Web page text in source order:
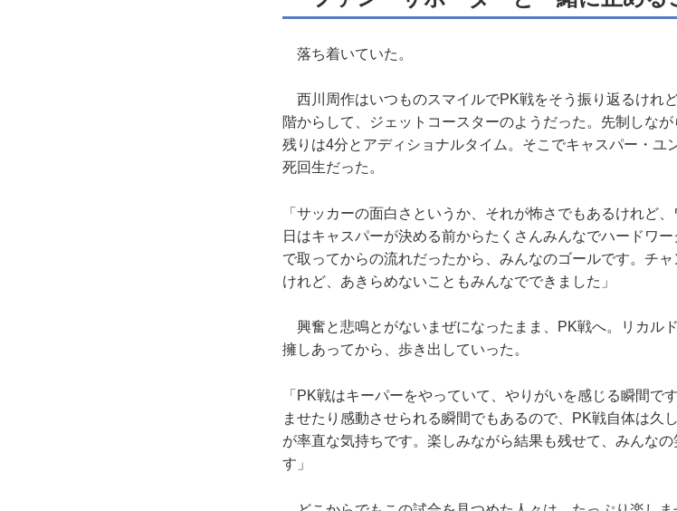
落ち着いていた。
西川周作はいつものスマイルでPK戦をそう振り返るけれ
階からして、ジェットコースターのようだった。先制しな
残りは4分とアディショナルタイム。そこでキャスパー・ユ
死回生だった。
「サッカーの面白さというか、それが怖さでもあるけれど
日はキャスパーが決める前からたくさんみんなでハードワ
で取ってからの流れだったから、みんなのゴールです。チ
けれど、あきらめないこともみんなでできました」
興奮と悲鳴とがないまぜになったまま、PK戦へ。リカル
擁しあってから、歩き出していった。
「PK戦はキーパーをやっていて、やりがいを感じる瞬間で
ませたり感動させられる瞬間でもあるので、PK戦自体は久
が率直な気持ちです。楽しみながら結果も残せて、みんな
す」